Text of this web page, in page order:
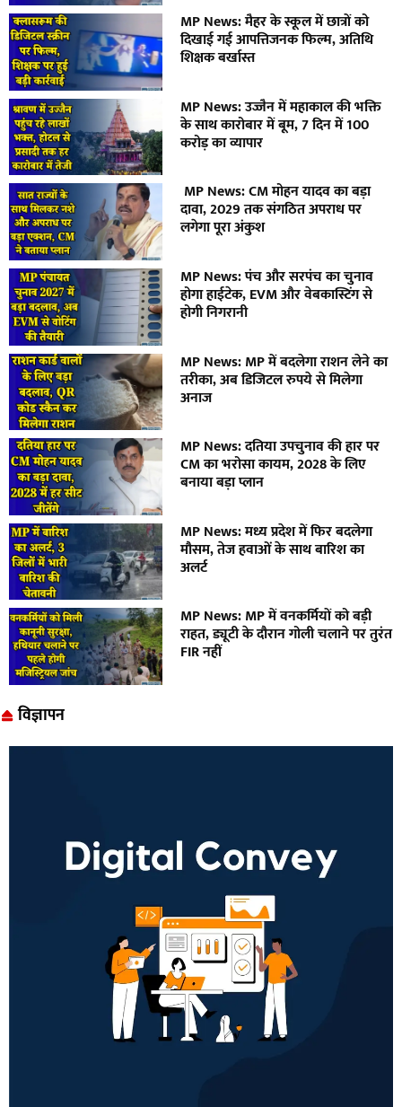
MP News: मैहर के स्कूल में छात्रों को
दिखाई गई आपत्तिजनक फिल्म, अतिथि
शिक्षक बर्खास्त
MP News: उज्जैन में महाकाल की भक्ति
के साथ कारोबार में बूम, 7 दिन में 100
करोड़ का व्यापार
MP News: CM मोहन यादव का बड़ा
दावा, 2029 तक संगठित अपराध पर
लगेगा पूरा अंकुश
MP News: पंच और सरपंच का चुनाव
होगा हाईटेक, EVM और वेबकास्टिंग से
होगी निगरानी
MP News: MP में बदलेगा राशन लेने का
तरीका, अब डिजिटल रुपये से मिलेगा
अनाज
MP News: दतिया उपचुनाव की हार पर
CM का भरोसा कायम, 2028 के लिए
बनाया बड़ा प्लान
MP News: मध्य प्रदेश में फिर बदलेगा
मौसम, तेज हवाओं के साथ बारिश का
अलर्ट
MP News: MP में वनकर्मियों को बड़ी
राहत, ड्यूटी के दौरान गोली चलाने पर तुरंत
FIR नहीं
विज्ञापन